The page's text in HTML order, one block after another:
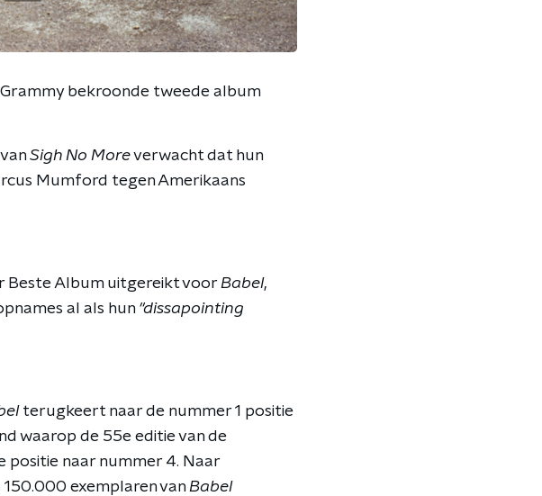
bekroonde tweede album
Sigh No Moreverwacht dat hun
Mumford tegen Amerikaans
Beste Album uitgereikt voor Babel,
al als hun "dissapointing
terugkeert naar de nummer 1 positie
waarop de 55e editie van de
positie naar nummer 4. Naar
150.000 exemplaren van Babel